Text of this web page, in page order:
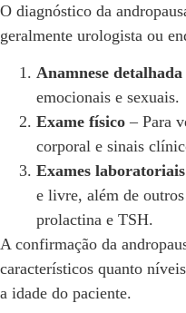
O diagnóstico da
geralmente urologista ou
Anamnese detalhada
emocionais e sexuais.
Exame físico – Para
corporal e sinais
Exames laboratoriais
e livre, além de
prolactina e TSH.
A confirmação da
característicos quanto
a idade do paciente.